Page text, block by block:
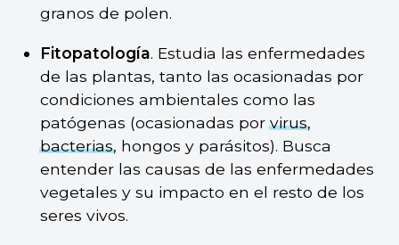
granos de polen.
Fitopatología. Estudia las enfermedades
de las plantas, tanto las ocasionadas por
condiciones ambientales como las
patógenas (ocasionadas porvirus,
bacterias, hongos y parásitos). Busca
entender las causas de las enfermedades
vegetales y su impacto en el resto de los
seres vivos.